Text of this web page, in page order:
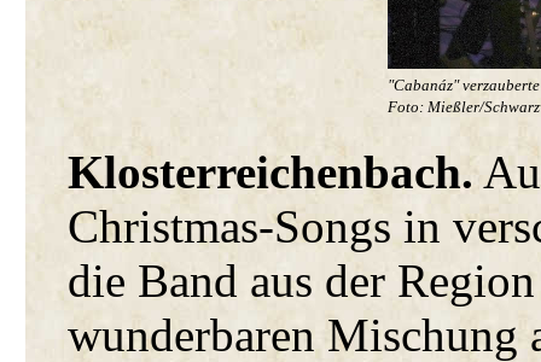
"Cabanáz"
Foto: Mießler/
Klosterreichenbach.
Christmas-Songs in
die Band aus der
wunderbaren Mischung